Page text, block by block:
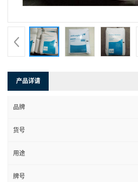
产品详请
品牌
货号
用途
牌号